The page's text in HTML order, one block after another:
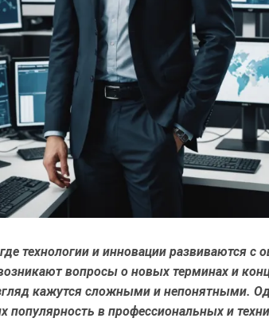
технологии и инновации развиваются
вопросы о новых терминах и
кажутся сложными и непонятными.
в профессиональных и